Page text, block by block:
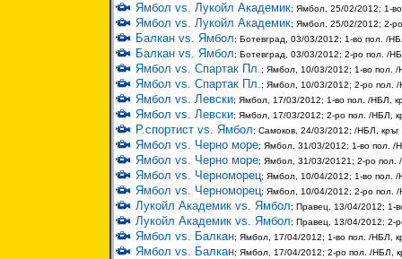
Ямбол vs. Лукойл Академик; Ямбол, 25/02/2012; 1-
Ямбол vs. Лукойл Академик; Ямбол, 25/02/2012; 2-
Балкан vs. Ямбол; Ботевград, 03/03/2012; 1-во пол. /
Балкан vs. Ямбол; Ботевград, 03/03/2012; 2-ро пол. /
Ямбол vs. Спартак Пл.; Ямбол, 10/03/2012; 1-во пол. /
Ямбол vs. Спартак Пл.; Ямбол, 10/03/2012; 2-ро пол. /
Ямбол vs. Левски; Ямбол, 17/03/2012; 1-во пол. /НБЛ,
Ямбол vs. Левски; Ямбол, 17/03/2012; 2-ро пол. /НБЛ,
Р.спортист vs. Ямбол; Самоков, 24/03/2012; /НБЛ, кръг
Ямбол vs. Черно море; Ямбол, 31/03/2012; 1-во пол. /
Ямбол vs. Черно море; Ямбол, 31/03/20121; 2-ро пол.
Ямбол vs. Черноморец; Ямбол, 10/04/2012; 1-во пол. /
Ямбол vs. Черноморец; Ямбол, 10/04/2012; 2-ро пол. /
Лукойл Академик vs. Ямбол; Правец, 13/04/2012; 1-
Лукойл Академик vs. Ямбол; Правец, 13/04/2012; 2-
Ямбол vs. Балкан; Ямбол, 17/04/2012; 1-во пол. /НБЛ,
Ямбол vs. Балкан; Ямбол, 17/04/2012; 2-ро пол. /НБЛ,